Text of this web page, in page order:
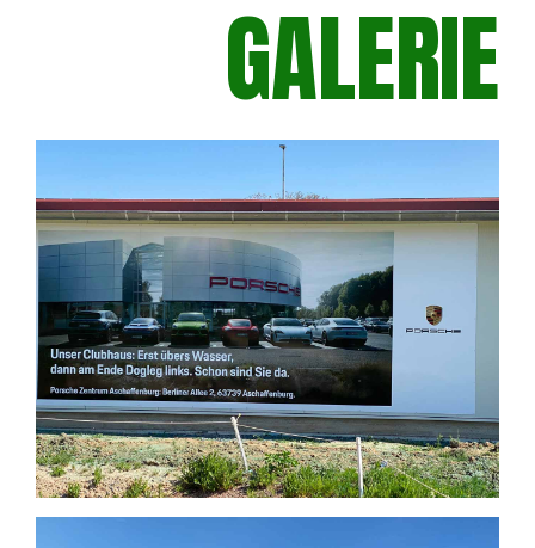
GALERIE